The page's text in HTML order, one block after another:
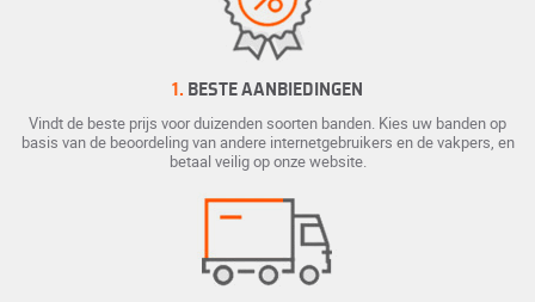
1. BESTE AANBIEDINGEN
Vindt de beste prijs voor duizenden soorten banden. Kies uw banden op
basis van de beoordeling van andere internetgebruikers en de vakpers, en
betaal veilig op onze website.